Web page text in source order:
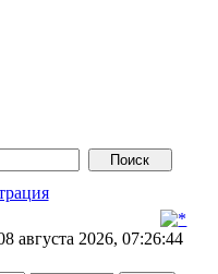
августа 2026, 07:26:44